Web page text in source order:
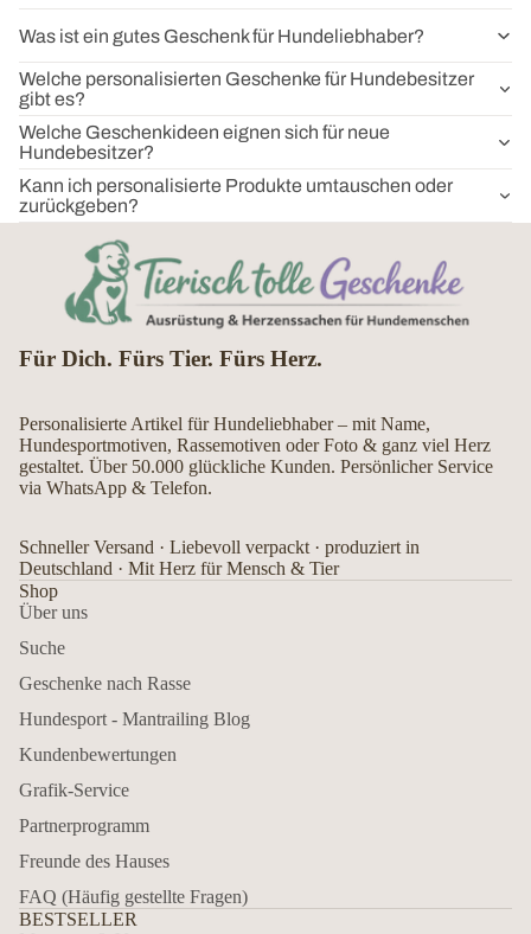
Was ist ein gutes Geschenk für Hundeliebhaber?
Welche personalisierten Geschenke für Hundebesitzer
gibt es?
Welche Geschenkideen eignen sich für neue
Hundebesitzer?
Kann ich personalisierte Produkte umtauschen oder
zurückgeben?
Für Dich. Fürs Tier. Fürs Herz.
Personalisierte Artikel für Hundeliebhaber – mit Name,
Hundesportmotiven, Rassemotiven oder Foto & ganz viel Herz
gestaltet. Über 50.000 glückliche Kunden. Persönlicher Service
via WhatsApp & Telefon.
Schneller Versand · Liebevoll verpackt · produziert in
Deutschland · Mit Herz für Mensch & Tier
Shop
Über uns
Suche
Geschenke nach Rasse
Hundesport - Mantrailing Blog
Kundenbewertungen
Grafik-Service
Partnerprogramm
Freunde des Hauses
FAQ (Häufig gestellte Fragen)
BESTSELLER